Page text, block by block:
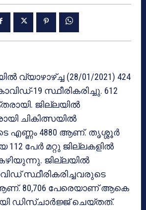
വ്യാഴാഴ്ച്ച (28/01/2021) 424
19 സ്ഥീരികരിച്ചു. 612
ജില്ലയിൽ
ചികിത്സയിൽ
എണ്ണം 4880 ആണ്. തൃശ്ശൂർ
പേർ മറ്റു ജില്ലകളിൽ
ജില്ലയിൽ
സ്ഥീരികരിച്ചവരുടെ
ആണ്. 80,706 പേരെയാണ് ആകെ
ഡിസ്ചാർജ്ജ് ചെയ്തത്.